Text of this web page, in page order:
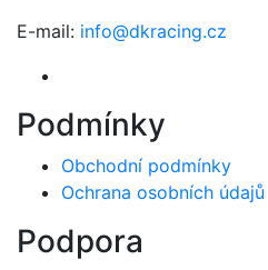
E-mail: info@dkracing.cz
Podmínky
Obchodní podmínky
Ochrana osobních údajů
Podpora